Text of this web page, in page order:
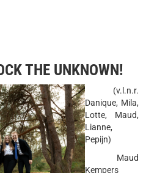
THE UNKNOWN!
(v.l.n.r.
Danique, Mila,
Lotte, Maud,
Lianne,
Pepijn)
Maud
Kempers